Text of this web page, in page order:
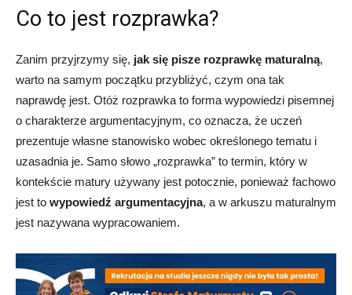
Co to jest rozprawka?
Zanim przyjrzymy się, jak się pisze rozprawkę maturalną,
warto na samym początku przybliżyć, czym ona tak
naprawdę jest. Otóż rozprawka to forma wypowiedzi pisemnej
o charakterze argumentacyjnym, co oznacza, że uczeń
prezentuje własne stanowisko wobec określonego tematu i
uzasadnia je. Samo słowo „rozprawka” to termin, który w
kontekście matury używany jest potocznie, ponieważ fachowo
jest to wypowiedź argumentacyjna, a w arkuszu maturalnym
jest nazywana wypracowaniem.